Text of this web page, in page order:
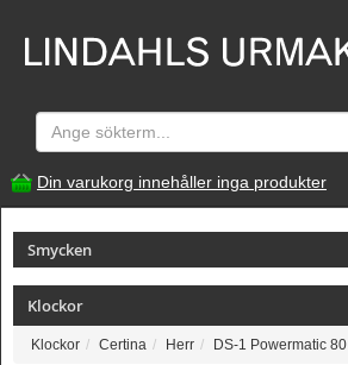
Din varukorg innehåller inga produkter
Smycken
Klockor
Klockor Certina Herr DS-1 Powermatic 80